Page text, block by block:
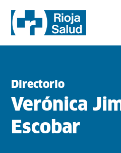
Directorio
Verónica
Escobar